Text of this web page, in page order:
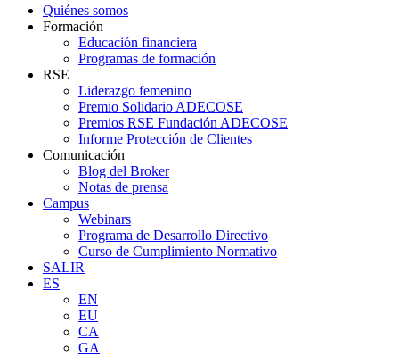
Close
Menu
Quiénes somos
Formación
Educación financiera
Programas de formación
RSE
Liderazgo femenino
Premio Solidario ADECOSE
Premios RSE Fundación ADECOSE
Informe Protección de Clientes
Comunicación
Blog del Broker
Notas de prensa
Campus
Webinars
Programa de Desarrollo Directivo
Curso de Cumplimiento Normativo
SALIR
ES
EN
EU
CA
GA